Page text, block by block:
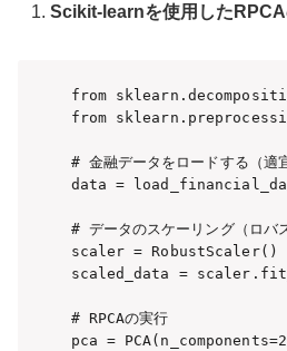
Scikit-learnを使用した
from
from
# 金融データをロードする（適
data =
# データのスケーリング（ロバ
scaler = RobustScaler()
scaled_data =
# RPCAの実行
pca =